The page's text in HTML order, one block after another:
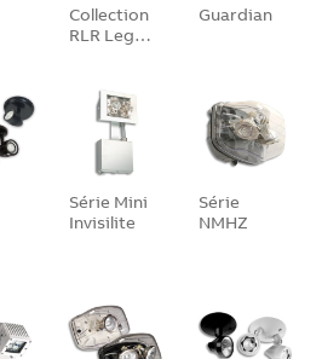
Collection
RLR Leg…
Guardian
Série Mini
Invisilite
Série
NMHZ